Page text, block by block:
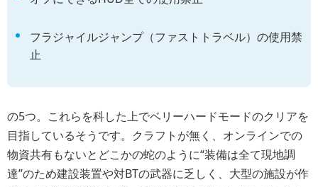
フラジャイルジャンプ（ファストトラベル）の使用禁
止
の5つ。これらを科した上でベリーハードモードのクリアを
目指しているそうです。クラフトが無く、オンラインでの
物資共有もないとどこかの蛇のように“装備は全て現地調
達”のため建設装置や対BTの武器に乏しく、大型の施設が作